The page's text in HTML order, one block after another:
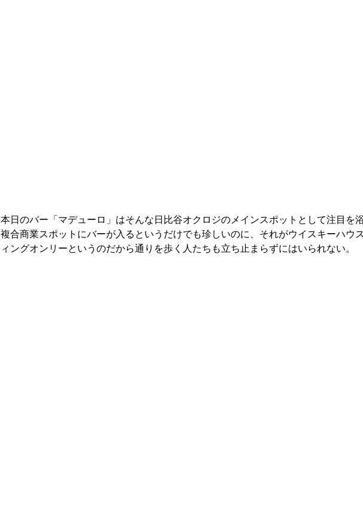
本日のバー「マデューロ」はそんな日比谷オクロジのメインスポットとして注目を浴
複合商業スポットにバーが入るというだけでも珍しいのに、それがウイスキーハウ
ィングオンリーというのだから通りを歩く人たちも立ち止まらずにはいられない。